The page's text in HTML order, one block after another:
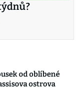
od oblíbené
ostrova